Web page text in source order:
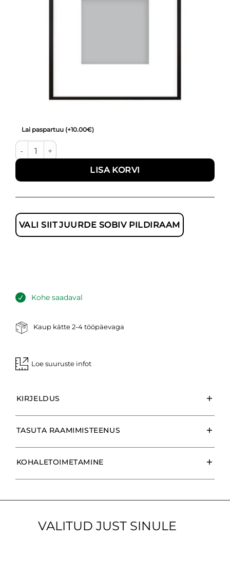
Lai paspartuu (+10.00€)
Loojangus kõrkjad - ruut kogus
LISA KORVI
VALI SIIT JUURDE SOBIV PILDIRAAM
Kohe saadaval
Kaup kätte 2-4 tööpäevaga
Loe suuruste infot
KIRJELDUS
TASUTA RAAMIMISTEENUS
KOHALETOIMETAMINE
VALITUD JUST SINULE